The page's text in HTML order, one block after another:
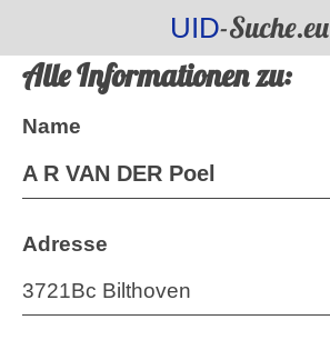
UID-Suche.eu
Alle Informationen zu:
Name
A R VAN DER Poel
Adresse
3721Bc Bilthoven